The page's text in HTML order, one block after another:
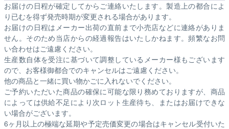
お届けの日程が確定してからご連絡いたします。製造上の都合によ
り已むを得ず発売時期が変更される場合があります。
お届けの日程はメーカー出荷の直前まで小売店などに連絡がありま
せん。そのため当店からの経過報告はいたしかねます。頻繁なお問
い合わせはご遠慮ください。
生産数自体を受注に基づいて調整しているメーカー様もございます
ので、お客様御都合でのキャンセルはご遠慮ください。
他の商品と一緒に買い物かごに入れないでください。
ご予約いただいた商品の確保に可能な限り務めておりますが、商品
によっては供給不足により次ロット生産待ち、またはお届けできな
い場合がございます。
6ヶ月以上の極端な延期や予定売価変更の場合はキャンセル受付いた